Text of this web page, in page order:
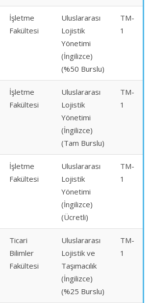
İşletme
Fakültesi
Uluslararası
Lojistik
Yönetimi
(İngilizce)
(%50 Burslu)
TM-
1
İşletme
Fakültesi
Uluslararası
Lojistik
Yönetimi
(İngilizce)
(Tam Burslu)
TM-
1
İşletme
Fakültesi
Uluslararası
Lojistik
Yönetimi
(İngilizce)
(Ücretli)
TM-
1
Ticari
Bilimler
Fakültesi
Uluslararası
Lojistik ve
Taşımacılık
(İngilizce)
(%25 Burslu)
TM-
1